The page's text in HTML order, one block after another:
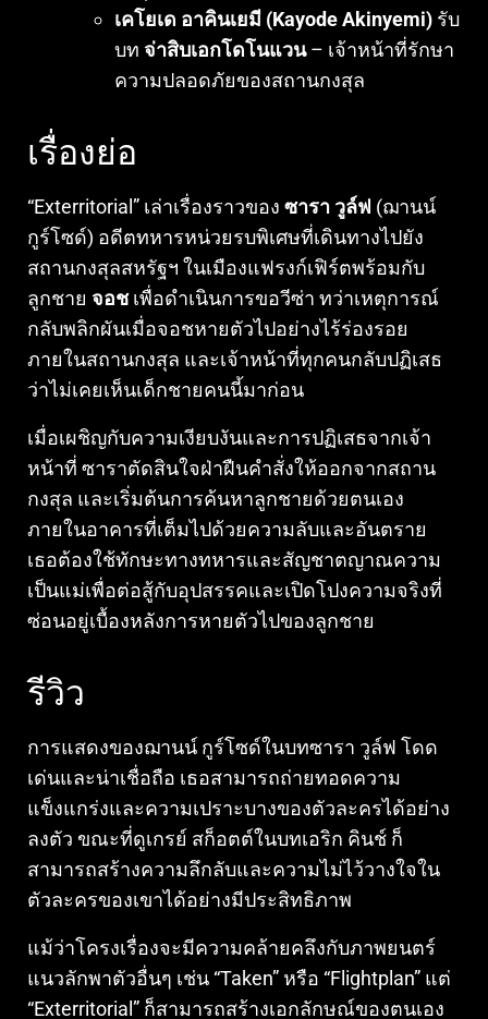
เคโยเด อาคินเยมี (Kayode Akinyemi) รับ
บท จ่าสิบเอกโดโนแวน– เจ้าหน้าที่รักษา
ความปลอดภัยของสถานกงสุล
เรื่องย่อ
“Exterritorial” เล่าเรื่องราวของ ซารา วูล์ฟ (ฌานน์
กูร์โซด์) อดีตทหารหน่วยรบพิเศษที่เดินทางไปยัง
สถานกงสุลสหรัฐฯ ในเมืองแฟรงก์เฟิร์ตพร้อมกับ
ลูกชาย จอชเพื่อดำเนินการขอวีซ่า ทว่าเหตุการณ์
กลับพลิกผันเมื่อจอชหายตัวไปอย่างไร้ร่องรอย
ภายในสถานกงสุล และเจ้าหน้าที่ทุกคนกลับปฏิเสธ
ว่าไม่เคยเห็นเด็กชายคนนี้มาก่อน
เมื่อเผชิญกับความเงียบงันและการปฏิเสธจากเจ้า
หน้าที่ ซาราตัดสินใจฝ่าฝืนคำสั่งให้ออกจากสถาน
กงสุล และเริ่มต้นการค้นหาลูกชายด้วยตนเอง
ภายในอาคารที่เต็มไปด้วยความลับและอันตราย
เธอต้องใช้ทักษะทางทหารและสัญชาตญาณความ
เป็นแม่เพื่อต่อสู้กับอุปสรรคและเปิดโปงความจริงที่
ซ่อนอยู่เบื้องหลังการหายตัวไปของลูกชาย
รีวิว
การแสดงของฌานน์ กูร์โซด์ในบทซารา วูล์ฟ โดด
เด่นและน่าเชื่อถือ เธอสามารถถ่ายทอดความ
แข็งแกร่งและความเปราะบางของตัวละครได้อย่าง
ลงตัว ขณะที่ดูเกรย์ สก็อตต์ในบทเอริก คินช์ ก็
สามารถสร้างความลึกลับและความไม่ไว้วางใจใน
ตัวละครของเขาได้อย่างมีประสิทธิภาพ
แม้ว่าโครงเรื่องจะมีความคล้ายคลึงกับภาพยนตร์
แนวลักพาตัวอื่นๆ เช่น “Taken” หรือ “Flightplan” แต่
“Exterritorial” ก็สามารถสร้างเอกลักษณ์ของตนเอง